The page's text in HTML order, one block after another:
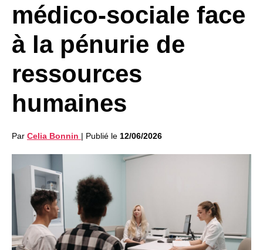
médico-sociale face
à la pénurie de
ressources
humaines
Par Celia Bonnin | Publié le 12/06/2026